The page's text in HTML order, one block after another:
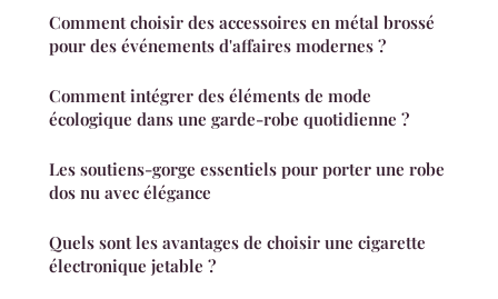
Comment choisir des accessoires en métal brossé
pour des événements d'affaires modernes ?
Comment intégrer des éléments de mode
écologique dans une garde-robe quotidienne ?
Les soutiens-gorge essentiels pour porter une robe
dos nu avec élégance
Quels sont les avantages de choisir une cigarette
électronique jetable ?